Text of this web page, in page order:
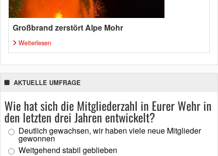
Großbrand zerstört Alpe Mohr
Weiterlesen
AKTUELLE UMFRAGE
Wie hat sich die Mitgliederzahl in Eurer Wehr in
den letzten drei Jahren entwickelt?
Deutlich gewachsen, wir haben viele neue Mitglieder
gewonnen
Weitgehend stabil geblieben